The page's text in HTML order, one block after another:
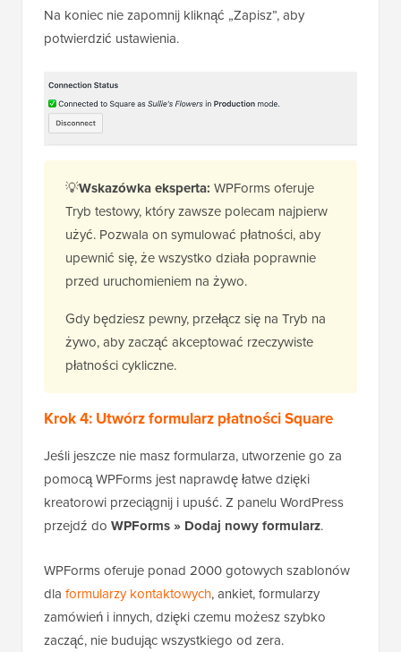
Na koniec nie zapomnij kliknąć „Zapisz”, aby
potwierdzić ustawienia.
💡Wskazówka eksperta: WPForms oferuje
Tryb testowy, który zawsze polecam najpierw
użyć. Pozwala on symulować płatności, aby
upewnić się, że wszystko działa poprawnie
przed uruchomieniem na żywo.
Gdy będziesz pewny, przełącz się na Tryb na
żywo, aby zacząć akceptować rzeczywiste
płatności cykliczne.
Krok 4: Utwórz formularz płatności Square
Jeśli jeszcze nie masz formularza, utworzenie go za
pomocą WPForms jest naprawdę łatwe dzięki
kreatorowi przeciągnij i upuść. Z panelu WordPress
przejdź do WPForms » Dodaj nowy formularz.
WPForms oferuje ponad 2000 gotowych szablonów
dla formularzy kontaktowych, ankiet, formularzy
zamówień i innych, dzięki czemu możesz szybko
zacząć, nie budując wszystkiego od zera.